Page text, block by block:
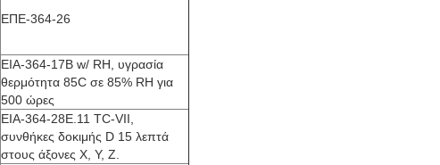
ΕΠΕ-364-26
ΕΙΑ-364-17Β w/ RH, υγρασία
θερμότητα 85C σε 85% RH για
500 ώρες
EIA-364-28E.11 TC-VII,
συνθήκες δοκιμής D 15 λεπτά
στους άξονες X, Y, Z.